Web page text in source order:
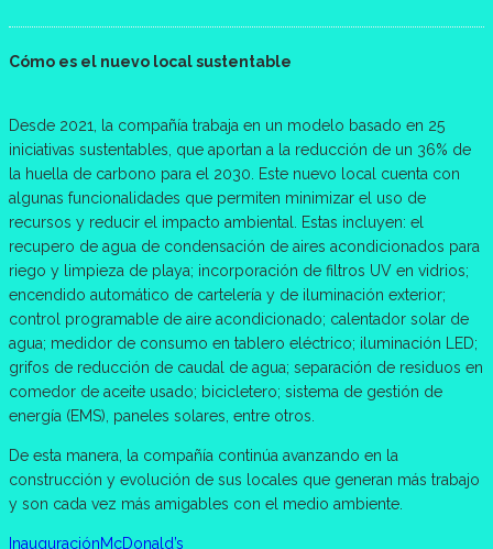
Cómo es el nuevo local sustentable
Desde 2021, la compañía trabaja en un modelo basado en 25
iniciativas sustentables, que aportan a la reducción de un 36% de
la huella de carbono para el 2030. Este nuevo local cuenta con
algunas funcionalidades que permiten minimizar el uso de
recursos y reducir el impacto ambiental. Estas incluyen: el
recupero de agua de condensación de aires acondicionados para
riego y limpieza de playa; incorporación de filtros UV en vidrios;
encendido automático de cartelería y de iluminación exterior;
control programable de aire acondicionado; calentador solar de
agua; medidor de consumo en tablero eléctrico; iluminación LED;
grifos de reducción de caudal de agua; separación de residuos en
comedor de aceite usado; bicicletero; sistema de gestión de
energía (EMS), paneles solares, entre otros.
De esta manera, la compañía continúa avanzando en la
construcción y evolución de sus locales que generan más trabajo
y son cada vez más amigables con el medio ambiente.
InauguraciónMcDonald’s